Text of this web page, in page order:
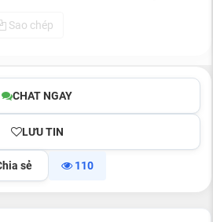
Sao chép
CHAT NGAY
LƯU TIN
sẻ 110